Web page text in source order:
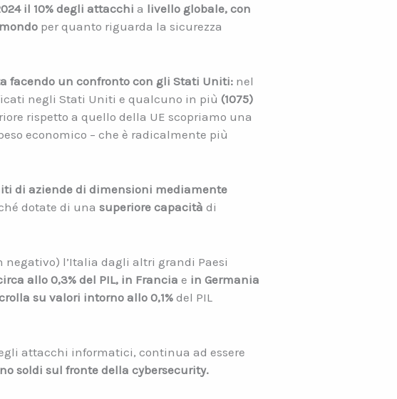
il 10% degli attacchi a livello globale, con
per quanto riguarda la sicurezza
facendo un confronto con gli Stati Uniti: nel
negli Stati Uniti e qualcuno in più (1075)
rispetto a quello della UE scopriamo una
economico – che è radicalmente più
di aziende di dimensioni mediamente
dotate di una superiore capacità di
l’Italia dagli altri grandi Paesi
allo 0,3% del PIL, in Francia e in Germania
su valori intorno allo 0,1% del PIL
attacchi informatici, continua ad essere
soldi sul fronte della cybersecurity.